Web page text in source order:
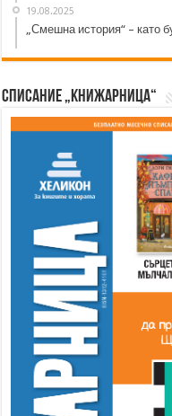
19.08.2025
„Смешна история“ – като
Списание „Книжарница“